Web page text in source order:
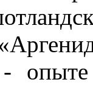
опыте